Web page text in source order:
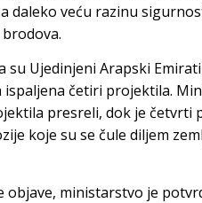
daleko veću razinu
su Ujedinjeni Arapski
četiri projektila.
presreli, dok je četvrti
koje su se čule diljem
objave, ministarstvo je